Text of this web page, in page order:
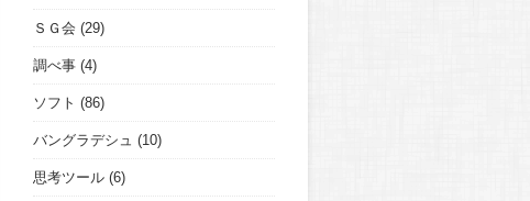
ＳＧ会 (29)
調べ事 (4)
ソフト (86)
バングラデシュ (10)
思考ツール (6)